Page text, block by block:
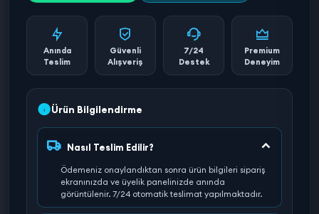
Anında
Teslim
Güvenli
Alışveriş
7/24
Destek
Premium
Deneyim
Ürün Bilgilendirme
Nasıl Teslim Edilir?
Ödemeniz onaylandıktan sonra ürün bilgileri sipariş
ekranınızda ve üyelik panelinizde anında
görüntülenir. 7/24 otomatik teslimat yapılmaktadır.